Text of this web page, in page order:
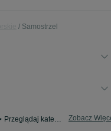
Samostrzel
Szukasz zwierzaka lub czegoś dla niego? ▶️ Przeglądaj kategorię Zwierzęta na OLX Samostrzel i znajdź to, czego potrzebujesz w atrakcyjnych cenach! Zobacz